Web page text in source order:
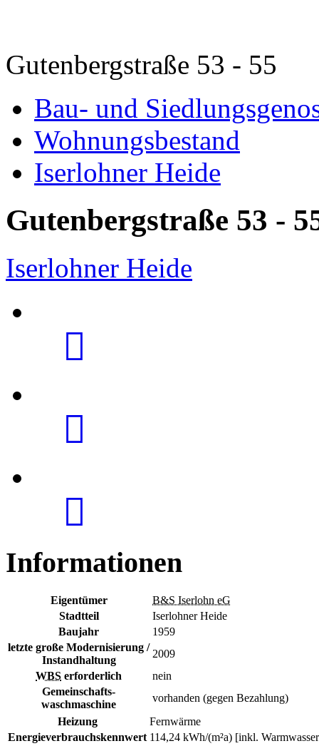
Gutenbergstraße 53 - 55
Bau- und
Wohnungsbestand
Iserlohner Heide
Gutenbergstraße 53 -
Iserlohner Heide
Informationen
Eigentümer
B&S Iserlohn eG
Stadtteil
Iserlohner Heide
Baujahr
1959
letzte große Modernisierung /
Instandhaltung
2009
WBS erforderlich
nein
Gemeinschafts-
waschmaschine
vorhanden (gegen Bezahlung)
Heizung
Fernwärme
Energieverbrauchskennwert 114,24 kWh/(m²a) [inkl.